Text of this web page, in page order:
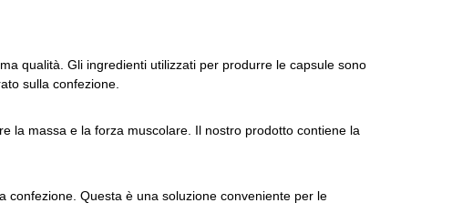
qualità. Gli ingredienti utilizzati per produrre le capsule sono
sulla confezione.
la massa e la forza muscolare. Il nostro prodotto contiene la
confezione. Questa è una soluzione conveniente per le